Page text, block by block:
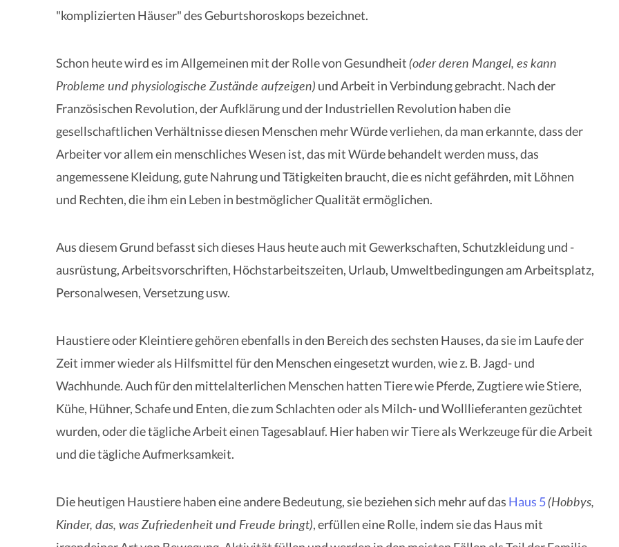
"komplizierten Häuser" des Geburtshoroskops bezeichnet.
Schon heute wird es im Allgemeinen mit der Rolle von Gesundheit(oder deren Mangel, es kann
Probleme und physiologische Zustände aufzeigen) und Arbeit in Verbindung gebracht. Nach der
Französischen Revolution, der Aufklärung und der Industriellen Revolution haben die
gesellschaftlichen Verhältnisse diesen Menschen mehr Würde verliehen, da man erkannte, dass der
Arbeiter vor allem ein menschliches Wesen ist, das mit Würde behandelt werden muss, das
angemessene Kleidung, gute Nahrung und Tätigkeiten braucht, die es nicht gefährden, mit Löhnen
und Rechten, die ihm ein Leben in bestmöglicher Qualität ermöglichen.
Aus diesem Grund befasst sich dieses Haus heute auch mit Gewerkschaften, Schutzkleidung und -
ausrüstung, Arbeitsvorschriften, Höchstarbeitszeiten, Urlaub, Umweltbedingungen am Arbeitsplatz,
Personalwesen, Versetzung usw.
Haustiere oder Kleintiere gehören ebenfalls in den Bereich des sechsten Hauses, da sie im Laufe der
Zeit immer wieder als Hilfsmittel für den Menschen eingesetzt wurden, wie z. B. Jagd- und
Wachhunde. Auch für den mittelalterlichen Menschen hatten Tiere wie Pferde, Zugtiere wie Stiere,
Kühe, Hühner, Schafe und Enten, die zum Schlachten oder als Milch- und Wolllieferanten gezüchtet
wurden, oder die tägliche Arbeit einen Tagesablauf. Hier haben wir Tiere als Werkzeuge für die Arbeit
und die tägliche Aufmerksamkeit.
Die heutigen Haustiere haben eine andere Bedeutung, sie beziehen sich mehr auf das Haus 5(Hobbys,
Kinder, das, was Zufriedenheit und Freude bringt), erfüllen eine Rolle, indem sie das Haus mit